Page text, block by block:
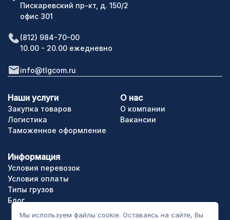
Мы используем файлы cookie. Оставаясь на сайте, Вы
Пискаревский пр-кт, д. 150/2
офис 301
(812) 984-70-00
10.00 - 20.00 ежедневно
info@tlgcom.ru
Закупка товаров
Наши услуги
Логистика
Таможенное оформление
О нас
О компании
Вакансии
Информация
Условия перевозок
Условия оплаты
Типы грузов
Блог